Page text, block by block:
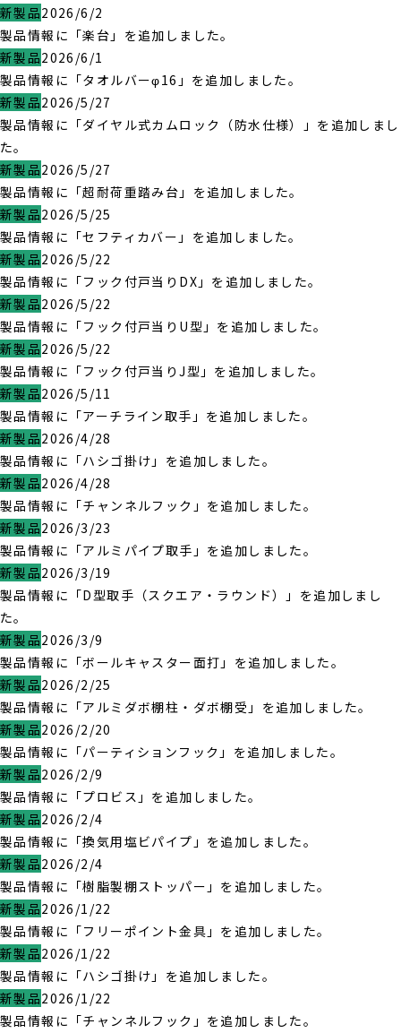
新製品2026/6/2
製品情報に「楽台」を追加しました。
新製品2026/6/1
製品情報に「タオルバーφ16」を追加しました。
新製品2026/5/27
製品情報に「ダイヤル式カムロック（防水仕様）」を追加しまし
た。
新製品2026/5/27
製品情報に「超耐荷重踏み台」を追加しました。
新製品2026/5/25
製品情報に「セフティカバー」を追加しました。
新製品2026/5/22
製品情報に「フック付戸当りDX」を追加しました。
新製品2026/5/22
製品情報に「フック付戸当りU型」を追加しました。
新製品2026/5/22
製品情報に「フック付戸当りJ型」を追加しました。
新製品2026/5/11
製品情報に「アーチライン取手」を追加しました。
新製品2026/4/28
製品情報に「ハシゴ掛け」を追加しました。
新製品2026/4/28
製品情報に「チャンネルフック」を追加しました。
新製品2026/3/23
製品情報に「アルミパイプ取手」を追加しました。
新製品2026/3/19
製品情報に「D型取手（スクエア・ラウンド）」を追加しまし
た。
新製品2026/3/9
製品情報に「ボールキャスター面打」を追加しました。
新製品2026/2/25
製品情報に「アルミダボ棚柱・ダボ棚受」を追加しました。
新製品2026/2/20
製品情報に「パーティションフック」を追加しました。
新製品2026/2/9
製品情報に「プロビス」を追加しました。
新製品2026/2/4
製品情報に「換気用塩ビパイプ」を追加しました。
新製品2026/2/4
製品情報に「樹脂製棚ストッパー」を追加しました。
新製品2026/1/22
製品情報に「フリーポイント金具」を追加しました。
新製品2026/1/22
製品情報に「ハシゴ掛け」を追加しました。
新製品2026/1/22
製品情報に「チャンネルフック」を追加しました。